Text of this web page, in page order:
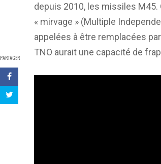
PARTAGER
depuis 2010, les missiles
« mirvage » (Multiple
appelées à être remplacées
TNO aurait une capacité de